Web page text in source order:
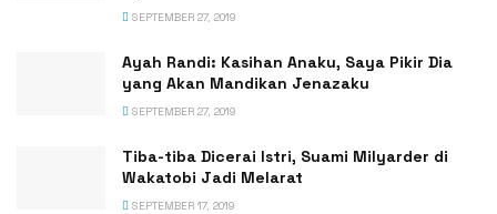
SEPTEMBER 27, 2019
Ayah Randi: Kasihan Anaku, Saya Pikir Dia
yang Akan Mandikan Jenazaku
SEPTEMBER 27, 2019
Tiba-tiba Dicerai Istri, Suami Milyarder di
Wakatobi Jadi Melarat
SEPTEMBER 17, 2019